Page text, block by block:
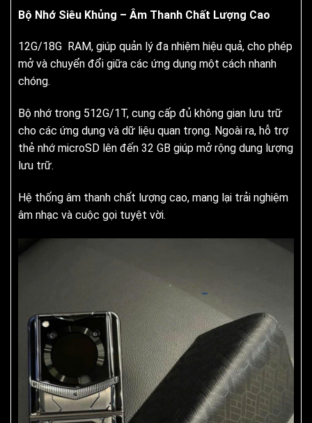
Bộ Nhớ Siêu Khủng – Âm Thanh Chất Lượng Cao
12G/18G RAM, giúp quản lý đa nhiệm hiệu quả, cho phép
mở và chuyển đổi giữa các ứng dụng một cách nhanh
chóng.
Bộ nhớ trong 512G/1T, cung cấp đủ không gian lưu trữ
cho các ứng dụng và dữ liệu quan trọng. Ngoài ra, hỗ trợ
thẻ nhớ microSD lên đến 32 GB giúp mở rộng dung lượng
lưu trữ.
Hệ thống âm thanh chất lượng cao, mang lại trải nghiệm
âm nhạc và cuộc gọi tuyệt vời.